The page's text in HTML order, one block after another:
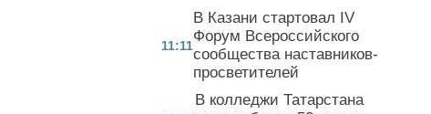
11:11
В Казани стартовал IV
Форум Всероссийского
сообщества наставников-
просветителей
В колледжи Татарстана